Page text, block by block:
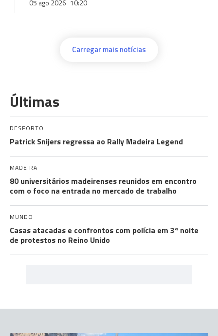
05 ago 2026 10:20
Carregar mais notícias
Últimas
DESPORTO
Patrick Snijers regressa ao Rally Madeira Legend
MADEIRA
80 universitários madeirenses reunidos em encontro
com o foco na entrada no mercado de trabalho
MUNDO
Casas atacadas e confrontos com polícia em 3ª noite
de protestos no Reino Unido